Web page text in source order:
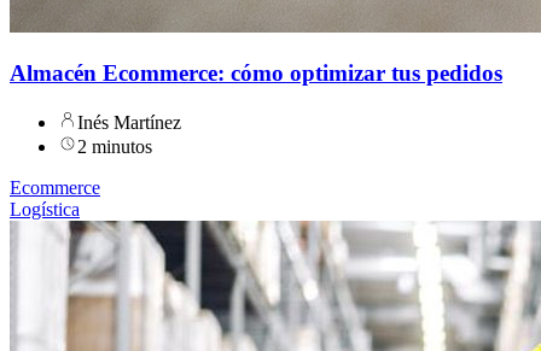
Almacén Ecommerce: cómo optimizar tus pedidos
Inés Martínez
2 minutos
Ecommerce
Logística